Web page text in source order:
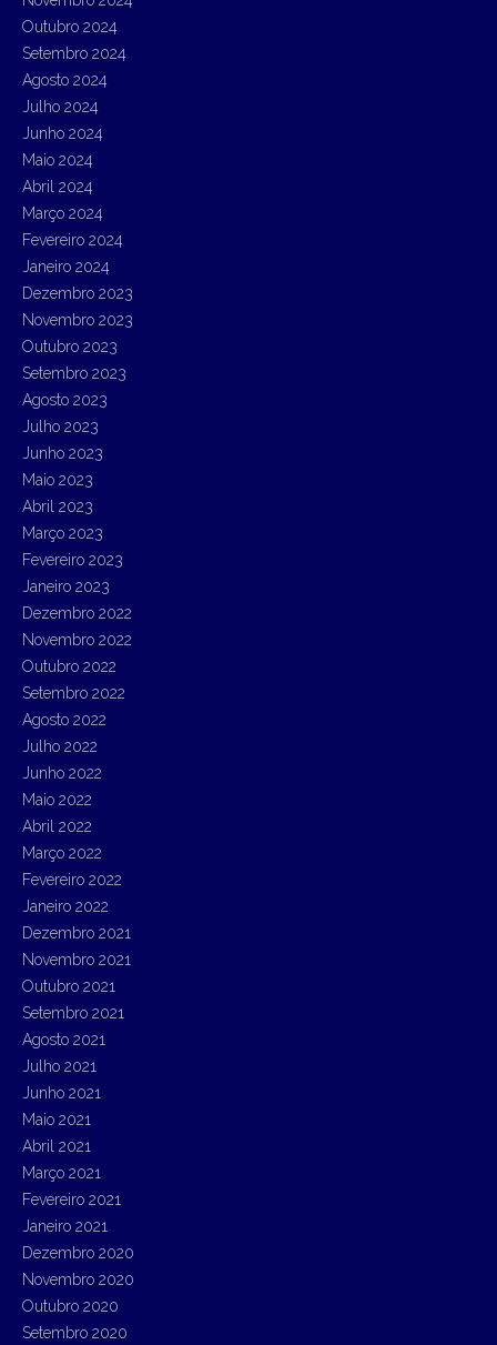
Outubro 2024
Setembro 2024
Agosto 2024
Julho 2024
Junho 2024
Maio 2024
Abril 2024
Março 2024
Fevereiro 2024
Janeiro 2024
Dezembro 2023
Novembro 2023
Outubro 2023
Setembro 2023
Agosto 2023
Julho 2023
Junho 2023
Maio 2023
Abril 2023
Março 2023
Fevereiro 2023
Janeiro 2023
Dezembro 2022
Novembro 2022
Outubro 2022
Setembro 2022
Agosto 2022
Julho 2022
Junho 2022
Maio 2022
Abril 2022
Março 2022
Fevereiro 2022
Janeiro 2022
Dezembro 2021
Novembro 2021
Outubro 2021
Setembro 2021
Agosto 2021
Julho 2021
Junho 2021
Maio 2021
Abril 2021
Março 2021
Fevereiro 2021
Janeiro 2021
Dezembro 2020
Novembro 2020
Outubro 2020
Setembro 2020